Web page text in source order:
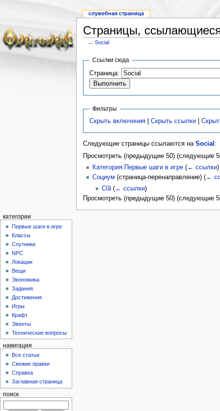
Страницы,
←Social
Ссылки сюда
Страница:
Фильтры
Скрыть включения |Скрыть ссылки |
Следующие страницы ссылаются на Social :
Просмотреть (предыдущие 50) (следующие
Категория:Первые шаги в игре (← ссылки)
Социум (страница-перенаправление) (←
Clã (← ссылки)
Просмотреть (предыдущие 50) (следующие
служебная страница
категории
Первые шаги в игре
Классы
Спутники
NPC
Локации
Вещи
Экономика
Задания
Достижения
Игры
Крафт
Эвенты
Технические вопросы
навигация
Все статьи
Свежие правки
Справка
Заглавная страница
поиск